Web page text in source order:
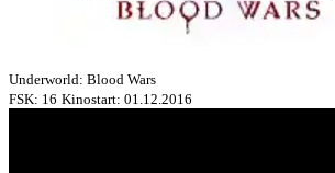
Underworld: Blood Wars
FSK: 16 Kinostart: 01.12.2016